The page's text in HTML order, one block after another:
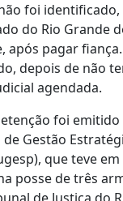
foi
do Rio Grande
após pagar
depois de não
agendada.
foi emitido
Gestão
que teve
posse de três